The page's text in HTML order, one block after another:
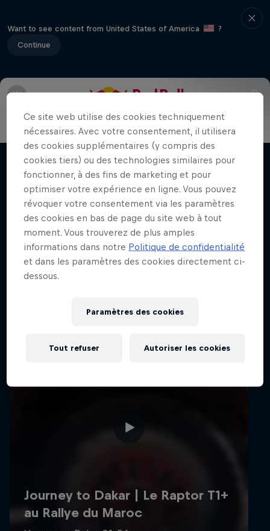
Want to see content from United States of America
?
Continue
Films & Séries
Daniel 'Chucky' Sanders: Vision
double
A la recherche d'un nouveau titre à Dakar et
d'une vie équilibrée
RALLYE
Vidéos qui pourraient te plaire
Ce site web utilise des cookies techniquement
nécessaires. Avec votre consentement, il utilisera
des cookies supplémentaires (y compris des
cookies tiers) ou des technologies similaires pour
fonctionner, à des fins de marketing et pour
optimiser votre expérience en ligne. Vous pouvez
révoquer votre consentement via les paramètres
des cookies en bas de page du site web à tout
moment. Vous trouverez de plus amples
informations dans notre Politique de confidentialité
et dans les paramètres des cookies directement ci-
dessous.
Paramètres des cookies
Tout refuser Autoriser les cookies